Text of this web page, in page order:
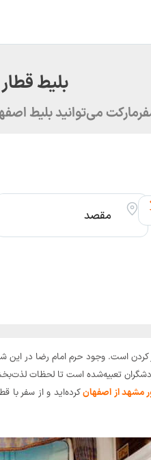
بلیط
می‌توانید بلیط
مقصد
است. وجود حرم امام رضا در این
تعبیه‌شده است تا لحظات
مشهد از اصفهانکرده‌اید و از سفر با